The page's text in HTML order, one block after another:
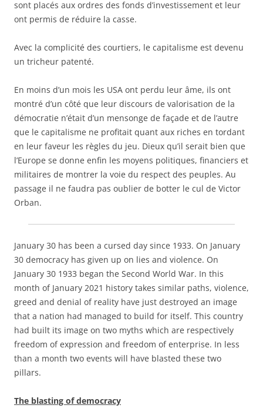
sont placés aux ordres des fonds d’investissement et leur
ont permis de réduire la casse.
Avec la complicité des courtiers, le capitalisme est devenu
un tricheur patenté.
En moins d’un mois les USA ont perdu leur âme, ils ont
montré d’un côté que leur discours de valorisation de la
démocratie n’était d’un mensonge de façade et de l’autre
que le capitalisme ne profitait quant aux riches en tordant
en leur faveur les règles du jeu. Dieux qu’il serait bien que
l’Europe se donne enfin les moyens politiques, financiers et
militaires de montrer la voie du respect des peuples. Au
passage il ne faudra pas oublier de botter le cul de Victor
Orban.
January 30 has been a cursed day since 1933. On January
30 democracy has given up on lies and violence. On
January 30 1933 began the Second World War. In this
month of January 2021 history takes similar paths, violence,
greed and denial of reality have just destroyed an image
that a nation had managed to build for itself. This country
had built its image on two myths which are respectively
freedom of expression and freedom of enterprise. In less
than a month two events will have blasted these two
pillars.
The blasting of democracy